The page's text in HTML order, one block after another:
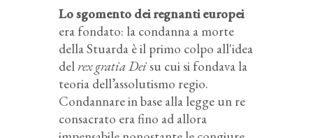
Lo sgomento dei regnanti europei
era fondato: la condanna a morte
della Stuarda è il primo colpo all'idea
delrex gratia Deisu cui si fondava la
teoria dell’assolutismo regio.
Condannare in base alla legge un re
consacrato era fino ad allora